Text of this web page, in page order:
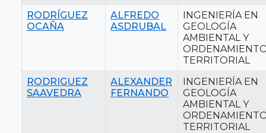
RODRÍGUEZ
OCAÑA
ALFREDO
ASDRUBAL
INGENIERÍA EN
GEOLOGÍA
AMBIENTAL Y
TERRITORIAL
RODRIGUEZ
SAAVEDRA
ALEXANDER
FERNANDO
INGENIERÍA EN
GEOLOGÍA
AMBIENTAL Y
TERRITORIAL